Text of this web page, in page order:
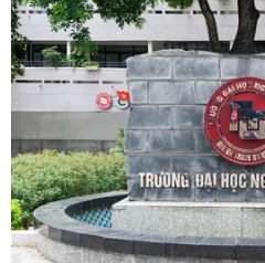
Xe quân sự Ukraine được triển
(Ảnh: AFP/
Cơ quan Năng lượng
cho biết đang đề nghị
thường của hội đồng